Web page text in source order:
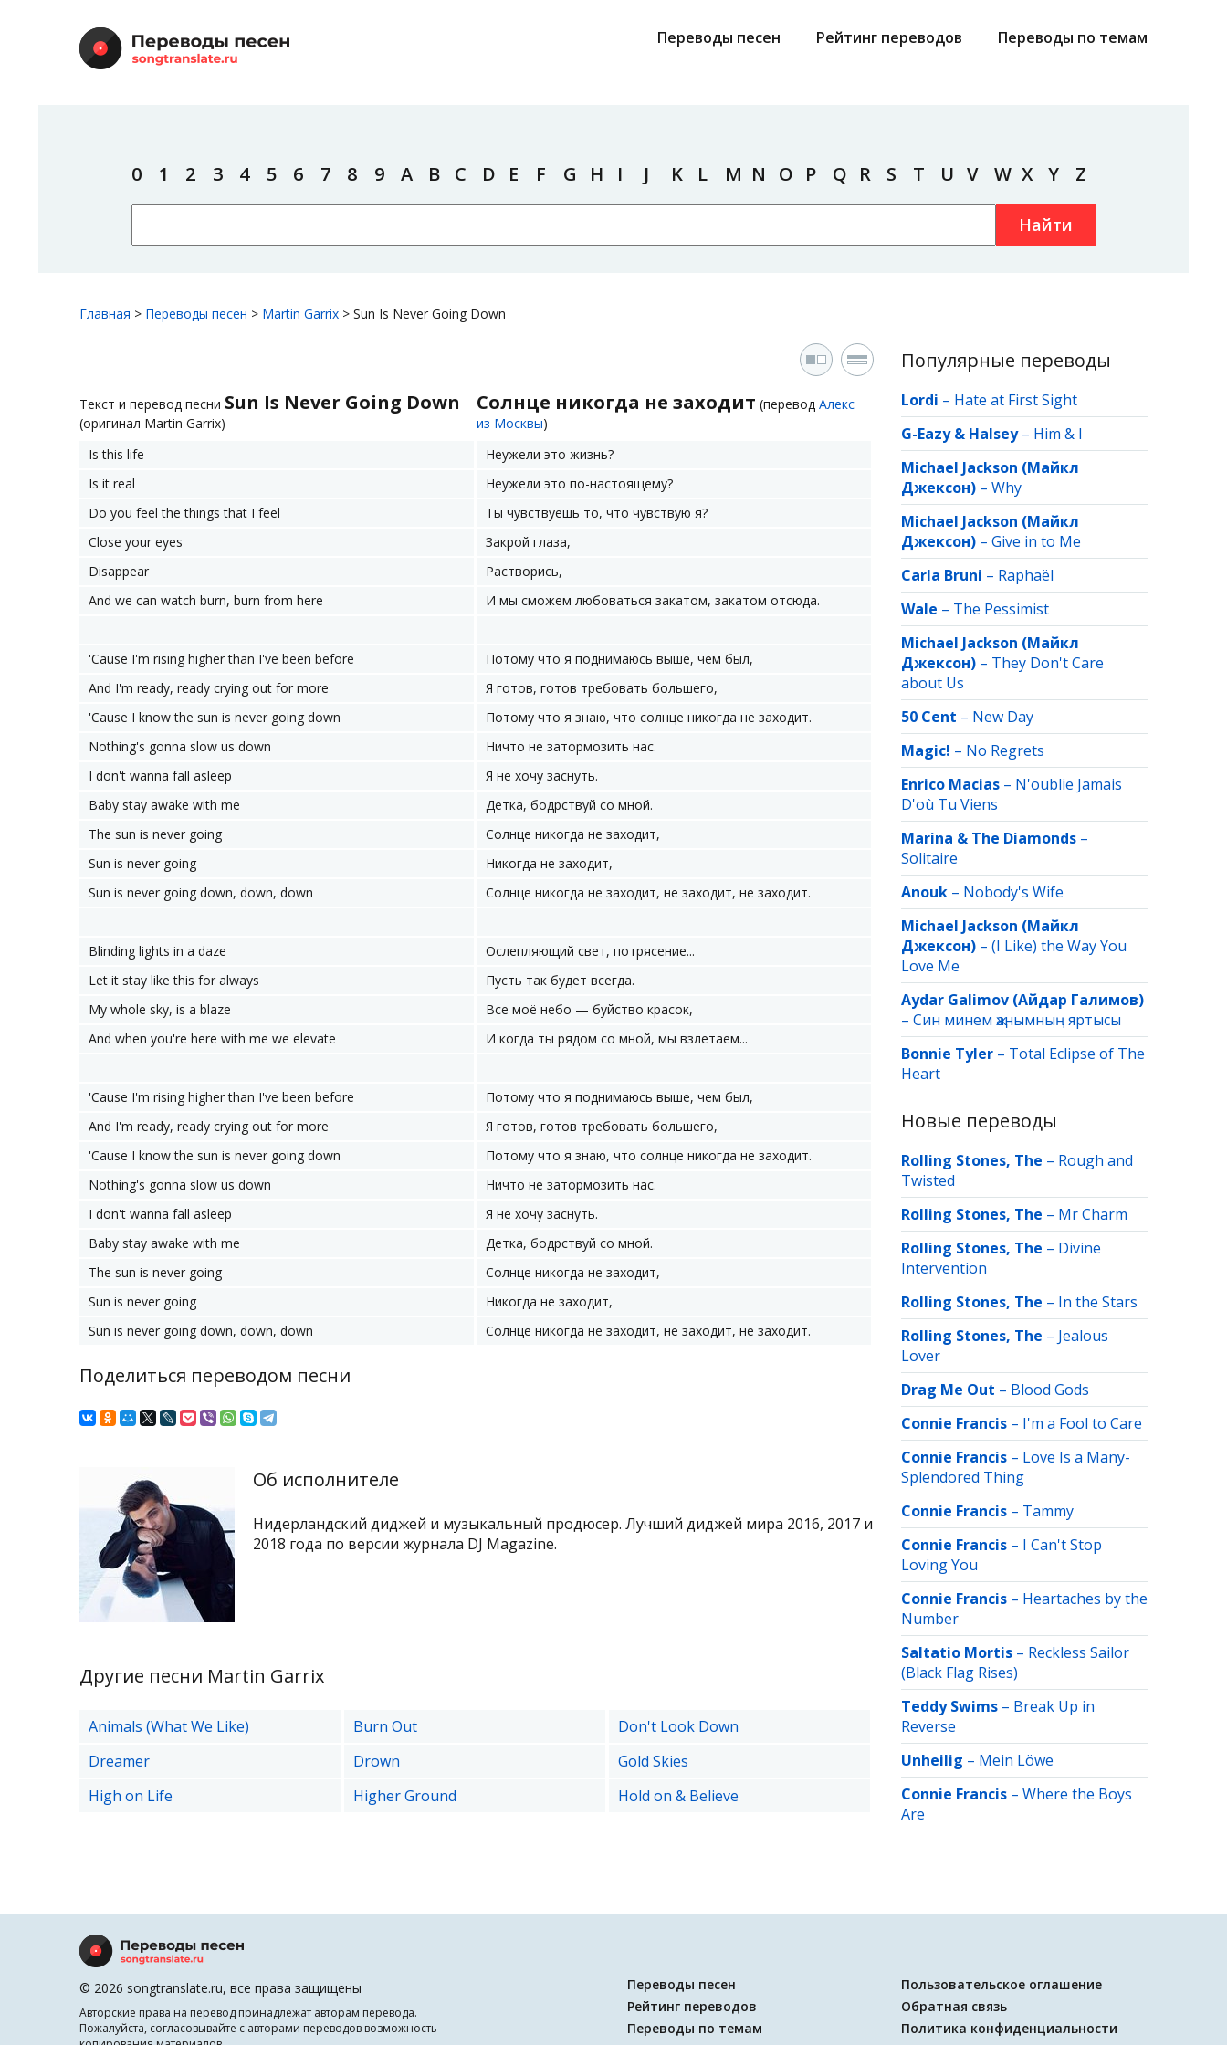
Переводы песен Рейтинг переводов Переводы по темам
0 1 2 3 4 5 6 7 8 9 A B C D E F G H I J K L M N O P Q R S T U V W X Y Z
Найти
Главная > Переводы песен > Martin Garrix > Sun Is Never Going Down
Текст и перевод песни Sun Is Never Going Down
(оригинал Martin Garrix)
Солнце никогда не заходит (перевод Алекс
из Москвы)
Is this life
Неужели это жизнь?
Is it real
Неужели это по-настоящему?
Do you feel the things that I feel
Ты чувствуешь то, что чувствую я?
Close your eyes
Закрой глаза,
Disappear
Растворись,
And we can watch burn, burn from here
И мы сможем любоваться закатом, закатом отсюда.
'Cause I'm rising higher than I've been before
Потому что я поднимаюсь выше, чем был,
And I'm ready, ready crying out for more
Я готов, готов требовать большего,
'Cause I know the sun is never going down
Потому что я знаю, что солнце никогда не заходит.
Nothing's gonna slow us down
Ничто не затормозить нас.
I don't wanna fall asleep
Я не хочу заснуть.
Baby stay awake with me
Детка, бодрствуй со мной.
The sun is never going
Солнце никогда не заходит,
Sun is never going
Никогда не заходит,
Sun is never going down, down, down
Солнце никогда не заходит, не заходит, не заходит.
Blinding lights in a daze
Ослепляющий свет, потрясение...
Let it stay like this for always
Пусть так будет всегда.
My whole sky, is a blaze
Все моё небо — буйство красок,
And when you're here with me we elevate
И когда ты рядом со мной, мы взлетаем...
'Cause I'm rising higher than I've been before
Потому что я поднимаюсь выше, чем был,
And I'm ready, ready crying out for more
Я готов, готов требовать большего,
'Cause I know the sun is never going down
Потому что я знаю, что солнце никогда не заходит.
Nothing's gonna slow us down
Ничто не затормозить нас.
I don't wanna fall asleep
Я не хочу заснуть.
Baby stay awake with me
Детка, бодрствуй со мной.
The sun is never going
Солнце никогда не заходит,
Sun is never going
Никогда не заходит,
Sun is never going down, down, down
Солнце никогда не заходит, не заходит, не заходит.
Поделиться переводом песни
Об исполнителе
Нидерландский диджей и музыкальный продюсер. Лучший диджей мира 2016, 2017 и
2018 года по версии журнала DJ Magazine.
Другие песни Martin Garrix
Animals (What We Like) Burn Out
Don't Look Down
Dreamer
Drown
Gold Skies
High on Life
Higher Ground Hold on & Believe
Популярные переводы
Lordi – Hate at First Sight
G-Eazy & Halsey– Him & I
Michael Jackson (Майкл
Джексон) – Why
Michael Jackson (Майкл
Джексон) – Give in to Me
Carla Bruni – Raphaёl
Wale – The Pessimist
Michael Jackson (Майкл
Джексон) – They Don't Care
about Us
50 Cent – New Day
Magic! – No Regrets
Enrico Macias – N'oublie Jamais
D'où Tu Viens
Marina & The Diamonds –
Solitaire
Anouk – Nobody's Wife
Michael Jackson (Майкл
Джексон) – (I Like) the Way You
Love Me
Aydar Galimov (Айдар Галимов)
– Син минем җанымның яртысы
Bonnie Tyler – Total Eclipse of The
Heart
Новые переводы
Rolling Stones, The – Rough and
Twisted
Rolling Stones, The – Mr Charm
Rolling Stones, The – Divine
Intervention
Rolling Stones, The – In the Stars
Rolling Stones, The – Jealous
Lover
Drag Me Out – Blood Gods
Connie Francis – I'm a Fool to Care
Connie Francis – Love Is a Many-
Splendored Thing
Connie Francis – Tammy
Connie Francis – I Can't Stop
Loving You
Connie Francis – Heartaches by the
Number
Saltatio Mortis – Reckless Sailor
(Black Flag Rises)
Teddy Swims – Break Up in
Reverse
Unheilig – Mein Löwe
Connie Francis – Where the Boys
Are
© 2026 songtranslate.ru, все права защищены
Авторские права на перевод принадлежат авторам перевода.
Пожалуйста, согласовывайте с авторами переводов возможность
Пользовательское оглашение
Обратная связь
Политика конфиденциальности
Переводы песен
Рейтинг переводов
Переводы по темам